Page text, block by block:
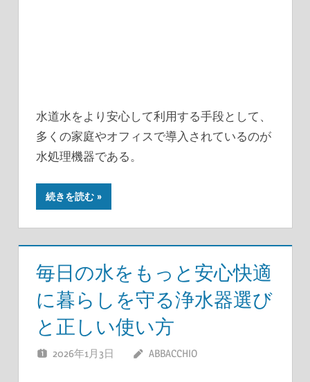
水道水をより安心して利用する手段として、
多くの家庭やオフィスで導入されているのが
水処理機器である。
続きを読む
毎日の水をもっと安心快適
に暮らしを守る浄水器選び
と正しい使い方
2026年1月3日 ABBACCHIO